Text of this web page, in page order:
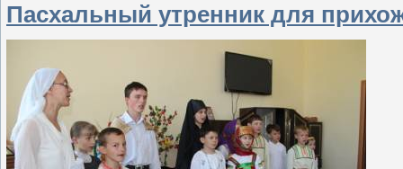
Пасхальный утренник для